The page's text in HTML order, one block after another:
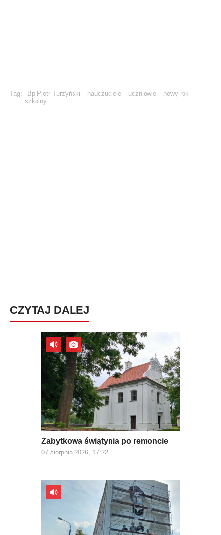
Tag: Bp Piotr Turzyński nauczuciele uczniowie
nowy rok
szkolny
CZYTAJ DALEJ
Zabytkowa świątynia po remoncie
07 sierpnia 2026, 17:22